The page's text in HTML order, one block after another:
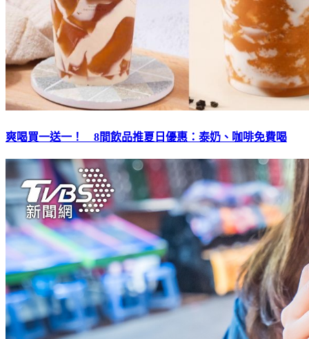
爽喝買一送一！ 8間飲品推夏日優惠：泰奶、咖啡免費喝